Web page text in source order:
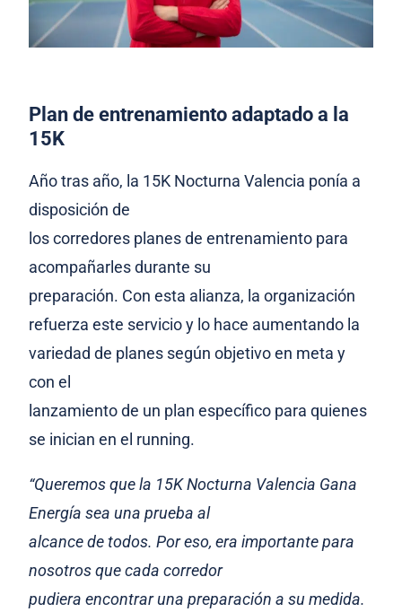
Plan de entrenamiento adaptado a la
15K
Año tras año, la 15K Nocturna Valencia ponía a
disposición de
los corredores planes de entrenamiento para
acompañarles durante su
preparación. Con esta alianza, la organización
refuerza este servicio y lo hace aumentando la
variedad de planes según objetivo en meta y
con el
lanzamiento de un plan específico para quienes
se inician en el running.
“Queremos que la 15K Nocturna Valencia Gana
Energía sea una prueba al
alcance de todos. Por eso, era importante para
nosotros que cada corredor
pudiera encontrar una preparación a su medida.